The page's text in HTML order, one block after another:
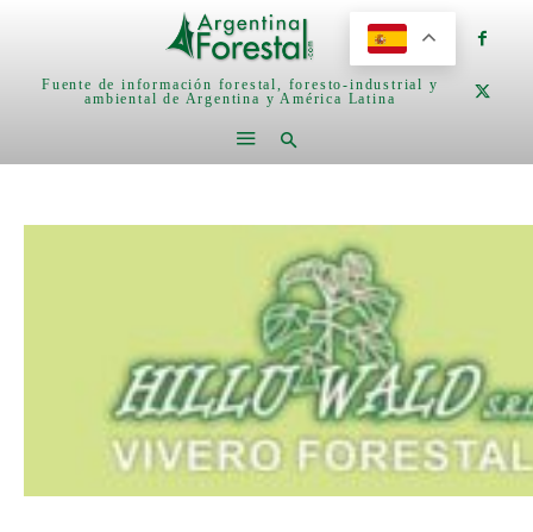
Fuente de información forestal, foresto-industrial y
ambiental de Argentina y América Latina